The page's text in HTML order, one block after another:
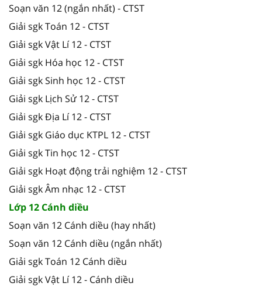
Soạn văn 12 (ngắn nhất) - CTST
Giải sgk Toán 12 - CTST
Giải sgk Vật Lí 12 - CTST
Giải sgk Hóa học 12 - CTST
Giải sgk Sinh học 12 - CTST
Giải sgk Lịch Sử 12 - CTST
Giải sgk Địa Lí 12 - CTST
Giải sgk Giáo dục KTPL 12 - CTST
Giải sgk Tin học 12 - CTST
Giải sgk Hoạt động trải nghiệm 12 - CTST
Giải sgk Âm nhạc 12 - CTST
Lớp 12 Cánh diều
Soạn văn 12 Cánh diều (hay nhất)
Soạn văn 12 Cánh diều (ngắn nhất)
Giải sgk Toán 12 Cánh diều
Giải sgk Vật Lí 12 - Cánh diều